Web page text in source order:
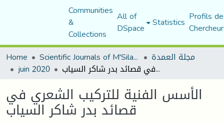
Communities
&
Collections
All of
DSpace Statistics Profils
Home
Scientific Journals of M'Sila University مجلة العمدة
juin 2020 الأسس الفنية للتركيب الشعري في قصائد بدر شاكر السياب
الأسس الفنية للتركيب الشعري في
قصائد بدر شاكر السياب